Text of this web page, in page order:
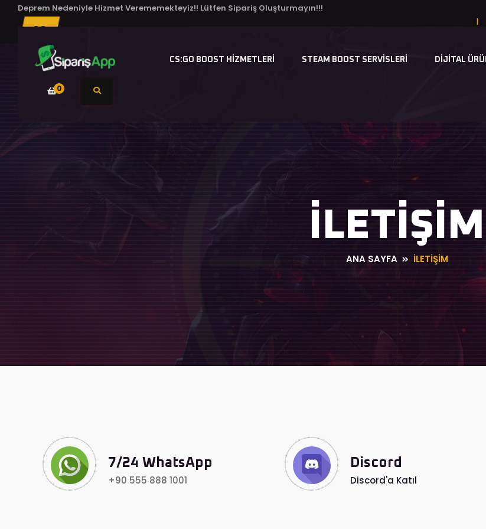
Deprem Nedeniyle Hizmet Verememekteyiz!! Lütfen Sipariş Oluşturmayın!!!
00
|
CS:GO BOOST HIZMETLERI STEAM BOOST SERVISLERI DIJITAL
0
İLETIŞIM
ANA SAYFA İLETIŞIM
7/24 WhatsApp
+90 555 888 1001
Discord
Discord'a Katıl